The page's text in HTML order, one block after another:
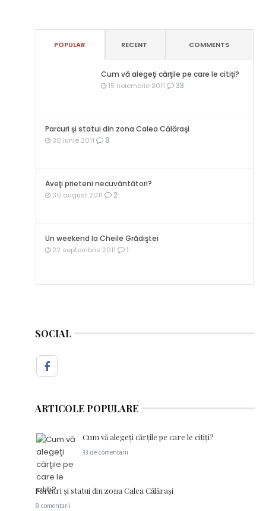
POPULAR RECENT COMMENTS
Cum vă alegeţi cărţile pe care le citiţi?
15 noiembrie 2011 33
Parcuri şi statui din zona Calea Călăraşi
30 iunie 2011 8
Aveţi prieteni necuvântători?
30 august 2011 2
Un weekend la Cheile Grădiştei
22 septembrie 2011 1
SOCIAL
ARTICOLE POPULARE
Cum vă alegeţi cărţile pe care le citiţi?
33 de comentarii
Parcuri şi statui din zona Calea Călăraşi
8 comentarii